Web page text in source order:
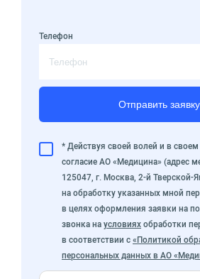
Телефон
Отправить заявку
* Действуя своей волей и в
согласие АО «Медицина» (адрес
125047, г. Москва, 2-й Тверской-
на обработку указанных мной
в целях оформления заявки на
звонка на условиях обработки
в соответствии с «Политикой
персональных данных в АО